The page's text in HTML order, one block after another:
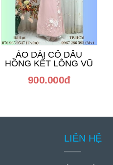
ÁO DÀI CÔ DÂU
HỒNG KẾT LÔNG VŨ
900.000đ
LIÊN HỆ